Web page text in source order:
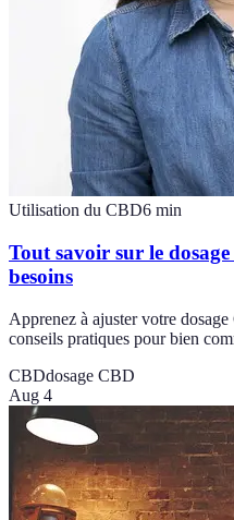
Utilisation du CBD6 min
Tout savoir sur le
besoins
Apprenez à ajuster votre
conseils pratiques pour bien
CBDdosage CBD
Aug 4